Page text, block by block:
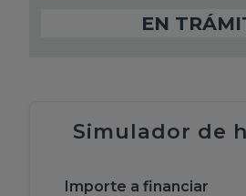
EN
Simulador de
Importe a financiar